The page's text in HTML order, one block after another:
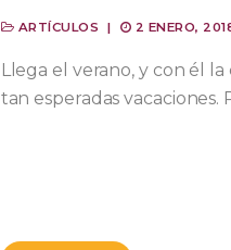
ARTÍCULOS | 2 ENERO,
Llega el verano, y con él
tan esperadas